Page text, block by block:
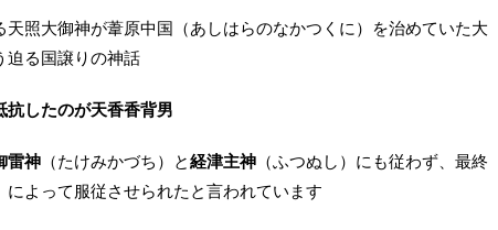
天照大御神が葦原中国（あしはらのなかつくに）を治めていた大
迫る国譲りの神話
抗したのが天香香背男
雷神 （たけみかづち）と経津主神 （ふつぬし）にも従わず、最終
によって服従させられたと言われています